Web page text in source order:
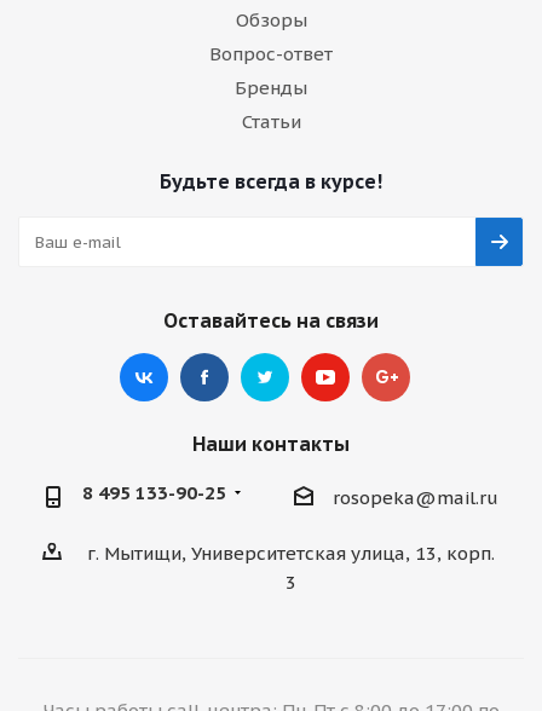
Обзоры
Вопрос-ответ
Бренды
Статьи
Будьте всегда в курсе!
Оставайтесь на связи
Наши контакты
8 495 133-90-25 rosopeka@mail.ru
г. Мытищи, Университетская улица, 13, корп.
3